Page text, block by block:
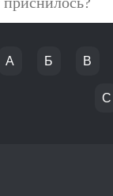
А Б В
С